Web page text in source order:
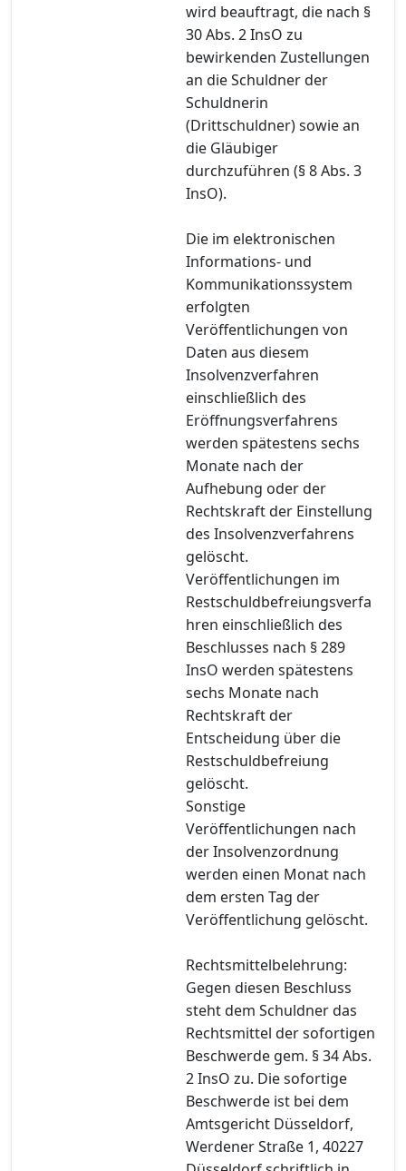
wird beauftragt, die nach §
30 Abs. 2 InsO zu
bewirkenden Zustellungen
an die Schuldner der
Schuldnerin
(Drittschuldner) sowie an
die Gläubiger
durchzuführen (§ 8 Abs. 3
InsO).
Die im elektronischen
Informations- und
Kommunikationssystem
erfolgten
Veröffentlichungen von
Daten aus diesem
Insolvenzverfahren
einschließlich des
Eröffnungsverfahrens
werden spätestens sechs
Monate nach der
Aufhebung oder der
Rechtskraft der Einstellung
des Insolvenzverfahrens
gelöscht.
Veröffentlichungen im
Restschuldbefreiungsverfa
hren einschließlich des
Beschlusses nach § 289
InsO werden spätestens
sechs Monate nach
Rechtskraft der
Entscheidung über die
Restschuldbefreiung
gelöscht.
Sonstige
Veröffentlichungen nach
der Insolvenzordnung
werden einen Monat nach
dem ersten Tag der
Veröffentlichung gelöscht.
Rechtsmittelbelehrung:
Gegen diesen Beschluss
steht dem Schuldner das
Rechtsmittel der sofortigen
Beschwerde gem. § 34 Abs.
2 InsO zu. Die sofortige
Beschwerde ist bei dem
Amtsgericht Düsseldorf,
Werdener Straße 1, 40227